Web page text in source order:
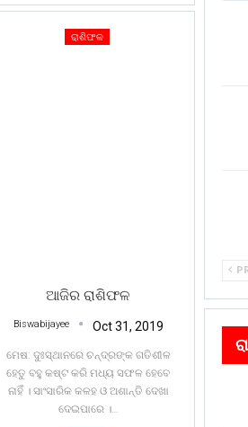
ରାଶିଫଳ
ଆଜିର ରାଶିଫଳ
Biswabijayee Oct 31, 2019
ମେଷ: ଦୁଃସ୍ଥାନରେ ଚନ୍ଦ୍ରଙ୍କ ଗତିଶୀଳ
ହେତୁ ବହୁ କଷ୍ଟ କରି ମଧ୍ୟ ସଫଳ ହେବେ
ନାହିଁ । ସାଂସାରିକ କଳହ ଓ ଅଶାନ୍ତି ଦେଖା
ଦେଇପାରେ ।…